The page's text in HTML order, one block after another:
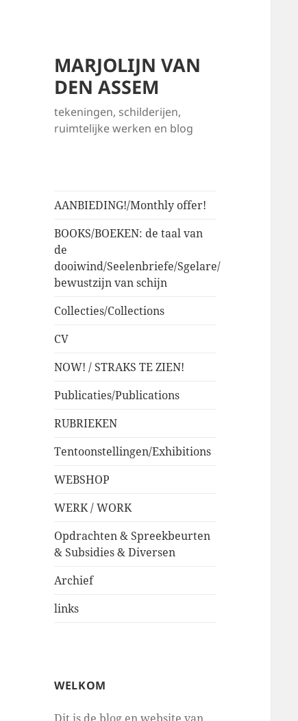
MARJOLIJN VAN
DEN ASSEM
tekeningen, schilderijen,
ruimtelijke werken en blog
AANBIEDING!/Monthly offer!
BOOKS/BOEKEN: de taal van
de
dooiwind/Seelenbriefe/Sgelare/
bewustzijn van schijn
Collecties/Collections
CV
NOW! / STRAKS TE ZIEN!
Publicaties/Publications
RUBRIEKEN
Tentoonstellingen/Exhibitions
WEBSHOP
WERK / WORK
Opdrachten & Spreekbeurten
& Subsidies & Diversen
Archief
links
WELKOM